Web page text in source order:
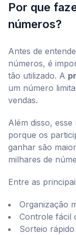
Por que
números?
Antes de
números, é
tão utilizado. A
um número
vendas.
Além disso,
porque os
ganhar são
milhares de
Entre as
Organização
Controle fácil
Sorteio rápido